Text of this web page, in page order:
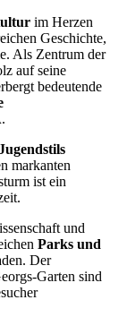
im Herzen
Geschichte,
Als Zentrum der
auf seine
bedeutende
.
markanten
ist ein
und
Parks und
Der
Garten sind